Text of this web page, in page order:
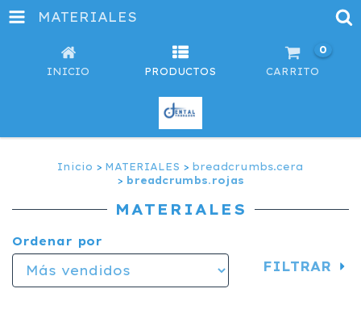
MATERIALES
INICIO PRODUCTOS CARRITO
0
Inicio > MATERIALES > breadcrumbs.cera
> breadcrumbs.rojas
MATERIALES
Ordenar por
FILTRAR